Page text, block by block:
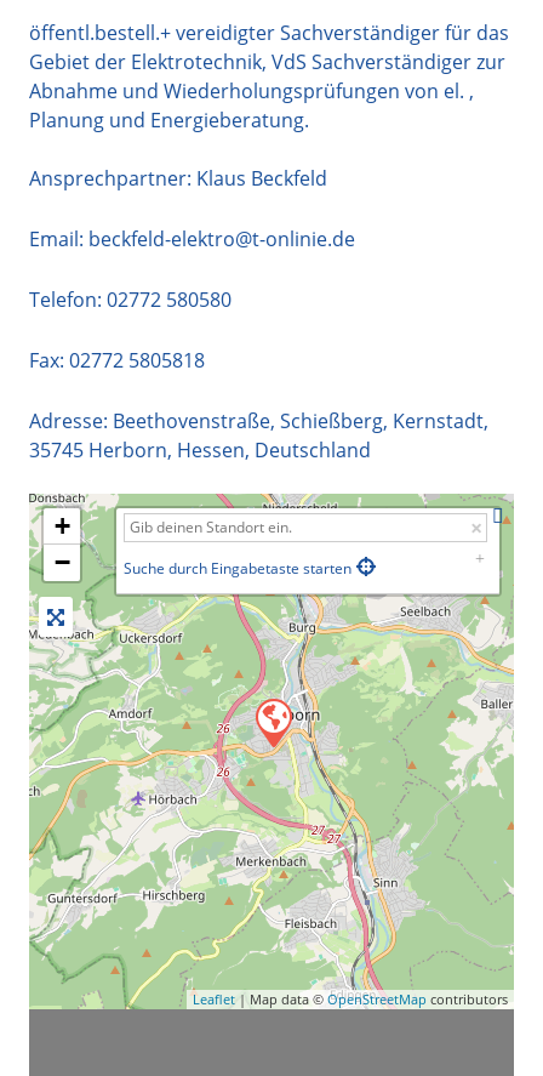
öffentl.bestell.+ vereidigter Sachverständiger für das
Gebiet der Elektrotechnik, VdS Sachverständiger zur
Abnahme und Wiederholungsprüfungen von el. ,
Planung und Energieberatung.
Ansprechpartner: Klaus Beckfeld
Email: beckfeld-elektro@t-onlinie.de
Telefon: 02772 580580
Fax: 02772 5805818
Adresse: Beethovenstraße, Schießberg, Kernstadt,
35745 Herborn, Hessen, Deutschland
+
−
Suche durch Eingabetaste starten
Leaflet | Map data © OpenStreetMap contributors